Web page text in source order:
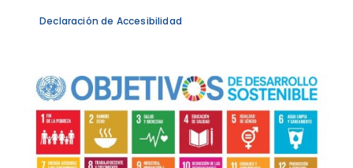
Declaración de Accesibilidad